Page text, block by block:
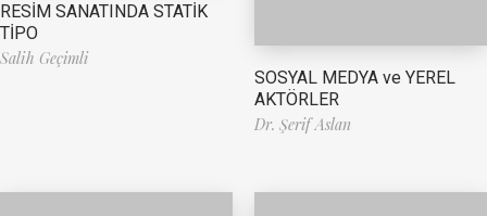
RESİM SANATINDA STATİK
TİPO
Salih Geçimli
SOSYAL MEDYA ve YEREL
AKTÖRLER
Dr. Şerif Aslan